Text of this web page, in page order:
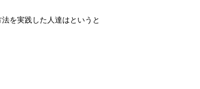
を実践した人達はというと